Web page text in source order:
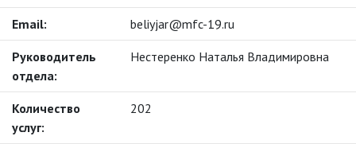
Email: beliyjar@mfc-19.ru
Руководитель
отдела:
Нестеренко Наталья Владимировна
Количество
услуг:
202